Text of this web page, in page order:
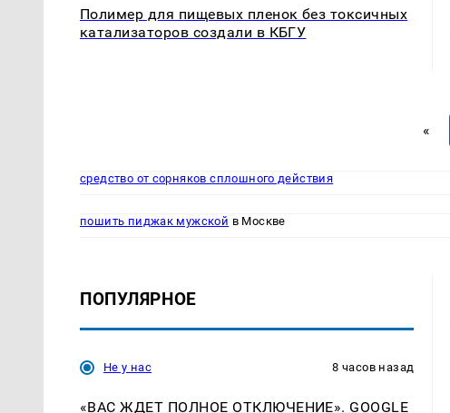
Полимер для пищевых пленок без токсичных
катализаторов создали в КБГУ
«
средство от сорняков сплошного действия
пошить пиджак мужской в Москве
ПОПУЛЯРНОЕ
Не у нас 8 часов назад
«ВАС ЖДЕТ ПОЛНОЕ ОТКЛЮЧЕНИЕ». GOOGLE